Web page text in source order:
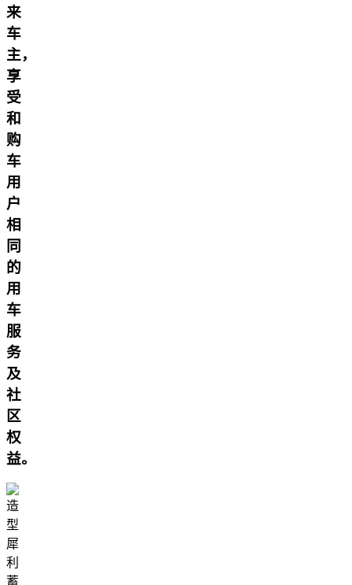
来
车
主，
享
受
和
购
车
用
户
相
同
的
用
车
服
务
及
社
区
权
益。